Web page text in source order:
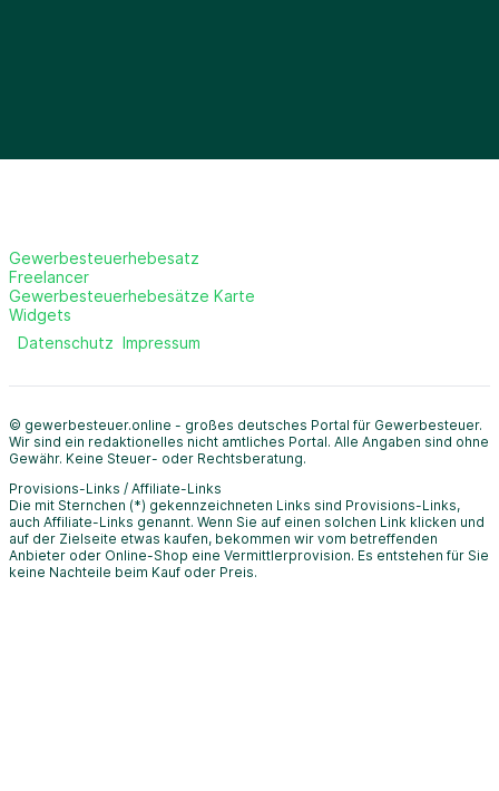
Gewerbesteuerhebesatz
Freelancer
Gewerbesteuerhebesätze Karte
Widgets
Datenschutz Impressum
© gewerbesteuer.online - großes deutsches Portal für Gewerbesteuer.
Wir sind ein redaktionelles nicht amtliches Portal. Alle Angaben sind ohne
Gewähr. Keine Steuer- oder Rechtsberatung.
Provisions-Links / Affiliate-Links
Die mit Sternchen (*) gekennzeichneten Links sind Provisions-Links,
auch Affiliate-Links genannt. Wenn Sie auf einen solchen Link klicken und
auf der Zielseite etwas kaufen, bekommen wir vom betreffenden
Anbieter oder Online-Shop eine Vermittlerprovision. Es entstehen für Sie
keine Nachteile beim Kauf oder Preis.